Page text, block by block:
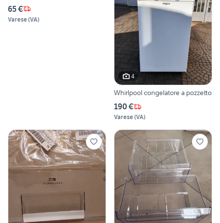
65 €
Varese(VA)
4
Whirlpool congelatore a pozzetto
190 €
Varese(VA)